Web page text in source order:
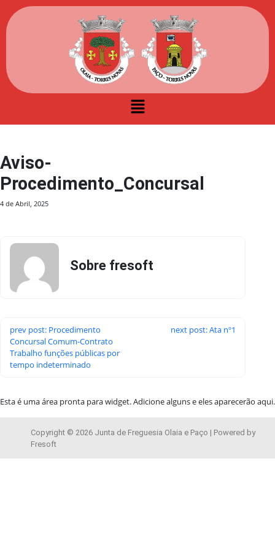
Aviso-
Procedimento_Concursal
4 de Abril, 2025
Sobre fresoft
prev post: Procedimento
Concursal Comum-Contrato
Trabalho funções públicas por
tempo indeterminado
next post: Ata nº1
Esta é uma área pronta para widget. Adicione alguns e eles aparecerão aqui.
Copyright © 2026 Junta de Freguesia Olaia e Paço | Powered by
Fresoft